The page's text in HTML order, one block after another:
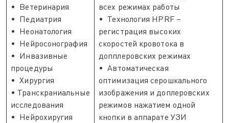
• Ветеринария
• Педиатрия
• Неонатология
• Нейросонография
• Инвазивные
процедуры
• Хирургия
• Транскраниальные
исследования
• Нейрохиругия
всех режимах работы
• Технология HPRF –
регистрация высоких
скоростей кровотока в
допплеровских режимах
• Автоматическая
оптимизация серошкального
изображения и доплеровских
режимов нажатием одной
кнопки в аппарате УЗИ